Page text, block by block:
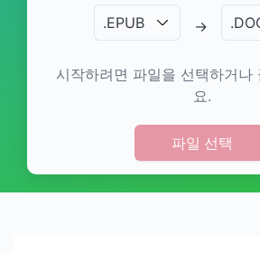
.EPUB → .
시작하려면 파일을 선택하거나
요.
파일 선택